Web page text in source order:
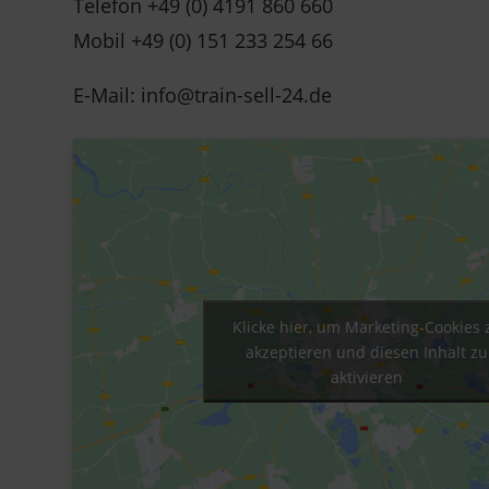
Telefon +49 (0) 4191 860 660
Mobil +49 (0) 151 233 254 66
E-Mail: info@train-sell-24.de
Klicke hier, um Marketing-Cookies
akzeptieren und diesen Inhalt zu
aktivieren